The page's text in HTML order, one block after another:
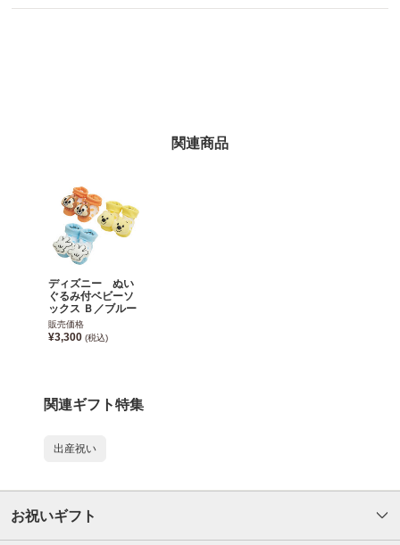
関連商品
ディズニー ぬい
ぐるみ付ベビーソ
ックス Ｂ／ブルー
販売価格
¥3,300 (税込)
関連ギフト特集
出産祝い
お祝いギフト